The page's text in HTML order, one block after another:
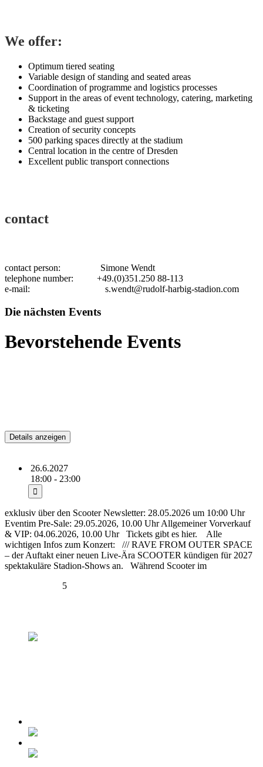
We offer:
Optimum tiered seating
Variable design of standing and seated areas
Coordination of programme and logistics processes
Support in the areas of event technology, catering, marketing
& ticketing
Backstage and guest support
Creation of security concepts
500 parking spaces directly at the stadium
Central location in the centre of Dresden
Excellent public transport connections
contact
contact person: Simone Wendt
telephone number: +49.(0)351.250 88-113
e-mail: s.wendt@rudolf-harbig-stadion.com
Die nächsten Events
Bevorstehende Events
26.6.2027
18:00 - 23:00
exklusiv über den Scooter Newsletter: 28.05.2026 um 10:00 Uhr
Eventim Pre-Sale: 29.05.2026, 10.00 Uhr Allgemeiner Vorverkauf
& VIP: 04.06.2026, 10.00 Uhr Tickets gibt es hier. Alle
wichtigen Infos zum Konzert: /// RAVE FROM OUTER SPACE
– der Auftakt einer neuen Live-Ära SCOOTER kündigen für 2027
spektakuläre Stadion-Shows an. Während Scooter im
5